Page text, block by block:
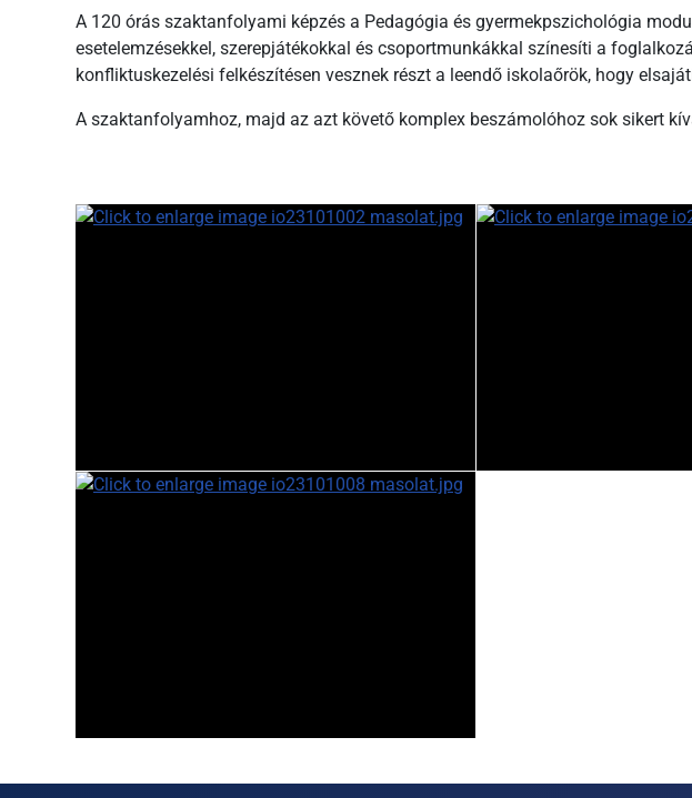
A 120 órás szaktanfolyami képzés a Pedagógia és gyermekpszichológia
esetelemzésekkel, szerepjátékokkal és csoportmunkákkal színesíti a
konfliktuskezelési felkészítésen vesznek részt a leendő iskolaőrök, hogy
A szaktanfolyamhoz, majd az azt követő komplex beszámolóhoz sok sikert